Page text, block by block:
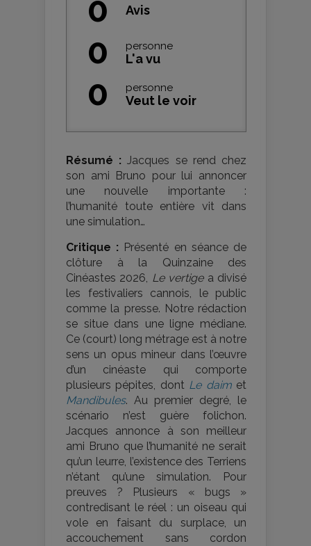
0 Avis
0 personne
L'a vu
0 personne
Veut le voir
Résumé : Jacques se rend chez
son ami Bruno pour lui annoncer
une nouvelle importante :
l’humanité toute entière vit dans
une simulation…
Critique : Présenté en séance de
clôture à la Quinzaine des
Cinéastes 2026, Le vertigea divisé
les festivaliers cannois, le public
comme la presse. Notre rédaction
se situe dans une ligne médiane.
Ce (court) long métrage est à notre
sens un opus mineur dans l’œuvre
d’un cinéaste qui comporte
plusieurs pépites, dont Le daimet
Mandibules. Au premier degré, le
scénario n’est guère folichon.
Jacques annonce à son meilleur
ami Bruno que l’humanité ne serait
qu’un leurre, l’existence des Terriens
n’étant qu’une simulation. Pour
preuves ? Plusieurs « bugs »
contredisant le réel : un oiseau qui
vole en faisant du surplace, un
accouchement sans cordon